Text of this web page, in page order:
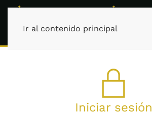
Ir al contenido principal
Iniciar sesión